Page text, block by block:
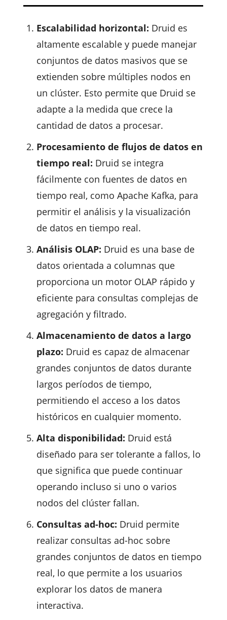
Escalabilidad horizontal: Druid es
altamente escalable y puede manejar
conjuntos de datos masivos que se
extienden sobre múltiples nodos en
un clúster. Esto permite que Druid se
adapte a la medida que crece la
cantidad de datos a procesar.
Procesamiento de flujos de datos en
tiempo real: Druid se integra
fácilmente con fuentes de datos en
tiempo real, como Apache Kafka, para
permitir el análisis y la visualización
de datos en tiempo real.
Análisis OLAP: Druid es una base de
datos orientada a columnas que
proporciona un motor OLAP rápido y
eficiente para consultas complejas de
agregación y filtrado.
Almacenamiento de datos a largo
plazo: Druid es capaz de almacenar
grandes conjuntos de datos durante
largos períodos de tiempo,
permitiendo el acceso a los datos
históricos en cualquier momento.
Alta disponibilidad: Druid está
diseñado para ser tolerante a fallos, lo
que significa que puede continuar
operando incluso si uno o varios
nodos del clúster fallan.
Consultas ad-hoc: Druid permite
realizar consultas ad-hoc sobre
grandes conjuntos de datos en tiempo
real, lo que permite a los usuarios
explorar los datos de manera
interactiva.